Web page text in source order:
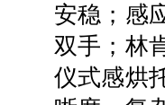
安稳；感
双手；林
仪式感烘